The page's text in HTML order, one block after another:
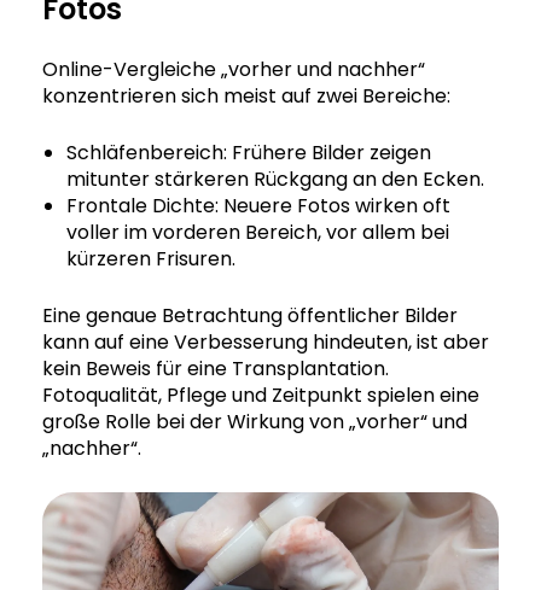
Fotos
Online-Vergleiche „vorher und nachher“
konzentrieren sich meist auf zwei Bereiche:
Schläfenbereich: Frühere Bilder zeigen
mitunter stärkeren Rückgang an den Ecken.
Frontale Dichte: Neuere Fotos wirken oft
voller im vorderen Bereich, vor allem bei
kürzeren Frisuren.
Eine genaue Betrachtung öffentlicher Bilder
kann auf eine Verbesserung hindeuten, ist aber
kein Beweis für eine Transplantation.
Fotoqualität, Pflege und Zeitpunkt spielen eine
große Rolle bei der Wirkung von „vorher“ und
„nachher“.